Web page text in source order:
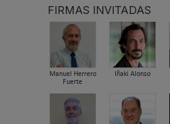
FIRMAS INVITADAS
Manuel Herrero
Fuerte
Iñaki Alonso